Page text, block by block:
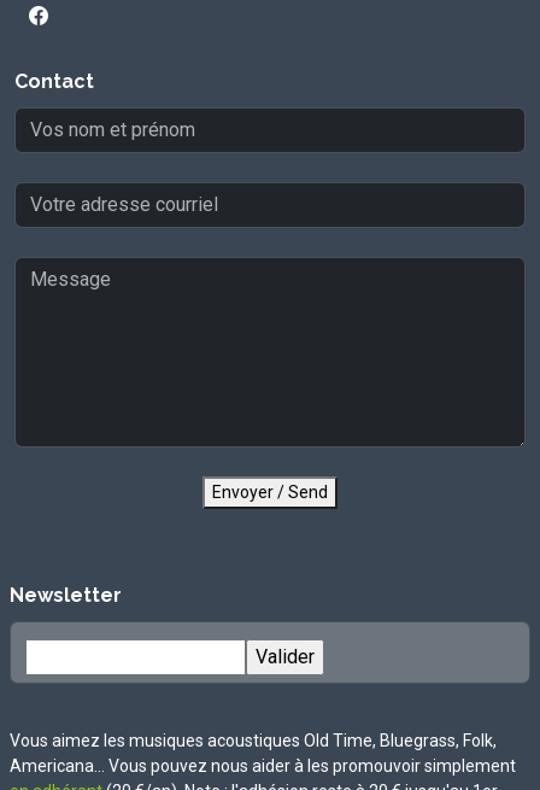
Contact
Envoyer / Send
Newsletter
Vous aimez les musiques acoustiques Old Time, Bluegrass, Folk,
Americana... Vous pouvez nous aider à les promouvoir simplement